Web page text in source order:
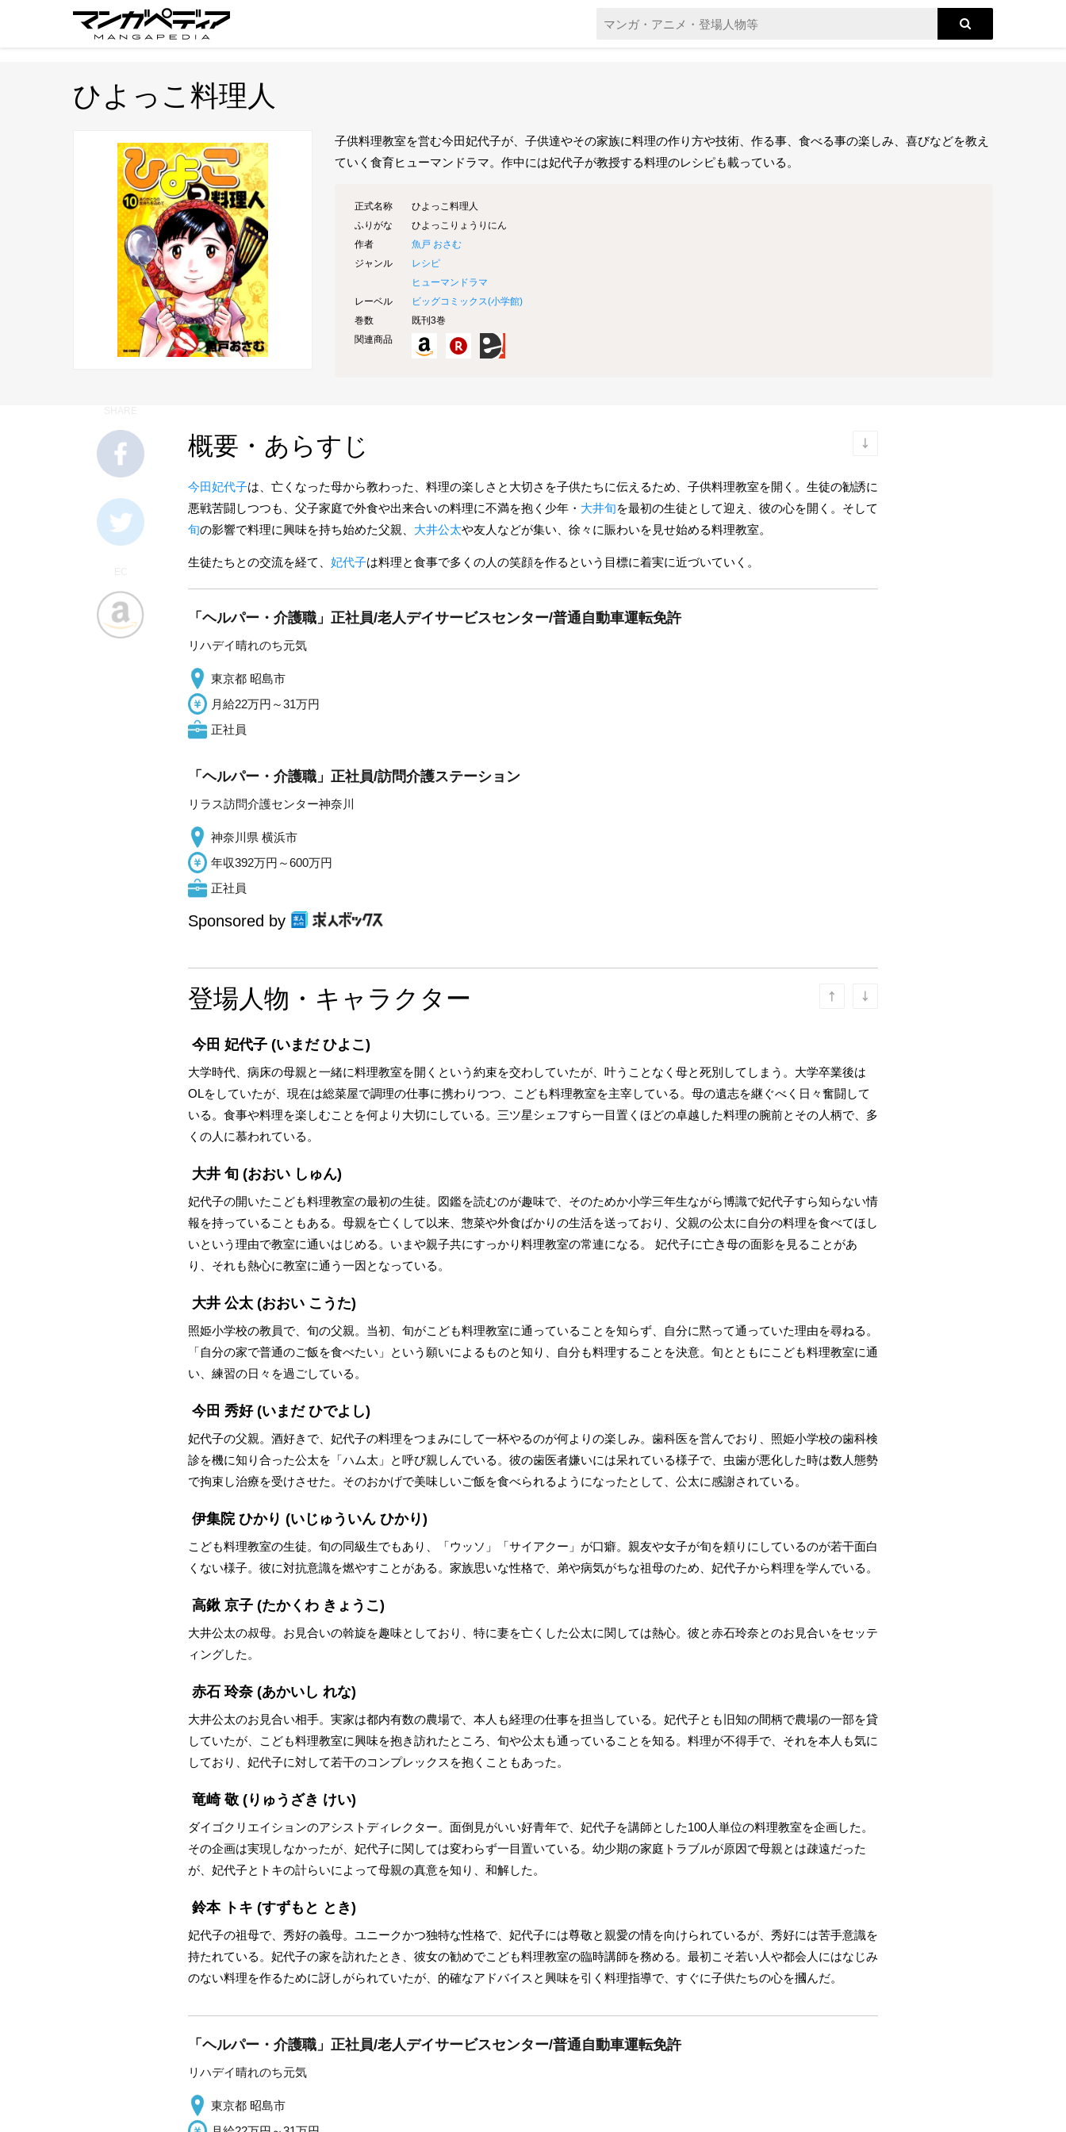
ひよっこ料理人
子供料理教室を営む今田妃代子が、子供達やその家族に料理の作り方や技術、作る事、食べる事の楽しみ、喜びなどを教え
ていく食育ヒューマンドラマ。作中には妃代子が教授する料理のレシピも載っている。
正式名称
ひよっこ料理人
ふりがな
ひよっこりょうりにん
作者
魚戸 おさむ
ジャンル
レシピ
ヒューマンドラマ
レーベル
ビッグコミックス(小学館)
巻数
既刊3巻
関連商品
概要・あらすじ
今田妃代子は、亡くなった母から教わった、料理の楽しさと大切さを子供たちに伝えるため、子供料理教室を開く。生徒の勧誘に
悪戦苦闘しつつも、父子家庭で外食や出来合いの料理に不満を抱く少年・ 大井旬を最初の生徒として迎え、彼の心を開く。そして
旬の影響で料理に興味を持ち始めた父親、 大井公太や友人などが集い、徐々に賑わいを見せ始める料理教室。
生徒たちとの交流を経て、 妃代子は料理と食事で多くの人の笑顔を作るという目標に着実に近づいていく。
「ヘルパー・介護職」正社員/老人デイサービスセンター/普通自動車運転免許
リハデイ晴れのち元気
東京都 昭島市
月給22万円～31万円
正社員
「ヘルパー・介護職」正社員/訪問介護ステーション
リラス訪問介護センター神奈川
神奈川県 横浜市
年収392万円～600万円
正社員
Sponsored by
登場人物・キャラクター
今田 妃代子 (いまだ ひよこ)
大学時代、病床の母親と一緒に料理教室を開くという約束を交わしていたが、叶うことなく母と死別してしまう。大学卒業後は
OLをしていたが、現在は総菜屋で調理の仕事に携わりつつ、こども料理教室を主宰している。母の遺志を継ぐべく日々奮闘して
いる。食事や料理を楽しむことを何より大切にしている。三ツ星シェフすら一目置くほどの卓越した料理の腕前とその人柄で、多
くの人に慕われている。
大井 旬 (おおい しゅん)
妃代子の開いたこども料理教室の最初の生徒。図鑑を読むのが趣味で、そのためか小学三年生ながら博識で妃代子すら知らない情
報を持っていることもある。母親を亡くして以来、惣菜や外食ばかりの生活を送っており、父親の公太に自分の料理を食べてほし
いという理由で教室に通いはじめる。いまや親子共にすっかり料理教室の常連になる。 妃代子に亡き母の面影を見ることがあ
り、それも熱心に教室に通う一因となっている。
大井 公太 (おおい こうた)
照姫小学校の教員で、旬の父親。当初、旬がこども料理教室に通っていることを知らず、自分に黙って通っていた理由を尋ねる。
「自分の家で普通のご飯を食べたい」という願いによるものと知り、自分も料理することを決意。旬とともにこども料理教室に通
い、練習の日々を過ごしている。
今田 秀好(いまだ ひでよし)
妃代子の父親。酒好きで、妃代子の料理をつまみにして一杯やるのが何よりの楽しみ。歯科医を営んでおり、照姫小学校の歯科検
診を機に知り合った公太を「ハム太」と呼び親しんでいる。彼の歯医者嫌いには呆れている様子で、虫歯が悪化した時は数人態勢
で拘束し治療を受けさせた。そのおかげで美味しいご飯を食べられるようになったとして、公太に感謝されている。
伊集院 ひかり (いじゅういん ひかり)
こども料理教室の生徒。旬の同級生でもあり、「ウッソ」「サイアクー」が口癖。親友や女子が旬を頼りにしているのが若干面白
くない様子。彼に対抗意識を燃やすことがある。家族思いな性格で、弟や病気がちな祖母のため、妃代子から料理を学んでいる。
高鍬 京子 (たかくわ きょうこ)
大井公太の叔母。お見合いの斡旋を趣味としており、特に妻を亡くした公太に関しては熱心。彼と赤石玲奈とのお見合いをセッテ
ィングした。
赤石 玲奈(あかいし れな)
大井公太のお見合い相手。実家は都内有数の農場で、本人も経理の仕事を担当している。妃代子とも旧知の間柄で農場の一部を貸
していたが、こども料理教室に興味を抱き訪れたところ、旬や公太も通っていることを知る。料理が不得手で、それを本人も気に
しており、妃代子に対して若干のコンプレックスを抱くこともあった。
竜崎 敬 (りゅうざき けい)
ダイゴクリエイションのアシストディレクター。面倒見がいい好青年で、妃代子を講師とした100人単位の料理教室を企画した。
その企画は実現しなかったが、妃代子に関しては変わらず一目置いている。幼少期の家庭トラブルが原因で母親とは疎遠だった
が、妃代子とトキの計らいによって母親の真意を知り、和解した。
鈴本 トキ (すずもと とき)
妃代子の祖母で、秀好の義母。ユニークかつ独特な性格で、妃代子には尊敬と親愛の情を向けられているが、秀好には苦手意識を
持たれている。妃代子の家を訪れたとき、彼女の勧めでこども料理教室の臨時講師を務める。最初こそ若い人や都会人にはなじみ
のない料理を作るために訝しがられていたが、的確なアドバイスと興味を引く料理指導で、すぐに子供たちの心を摑んだ。
「ヘルパー・介護職」正社員/老人デイサービスセンター/普通自動車運転免許
リハデイ晴れのち元気
東京都 昭島市